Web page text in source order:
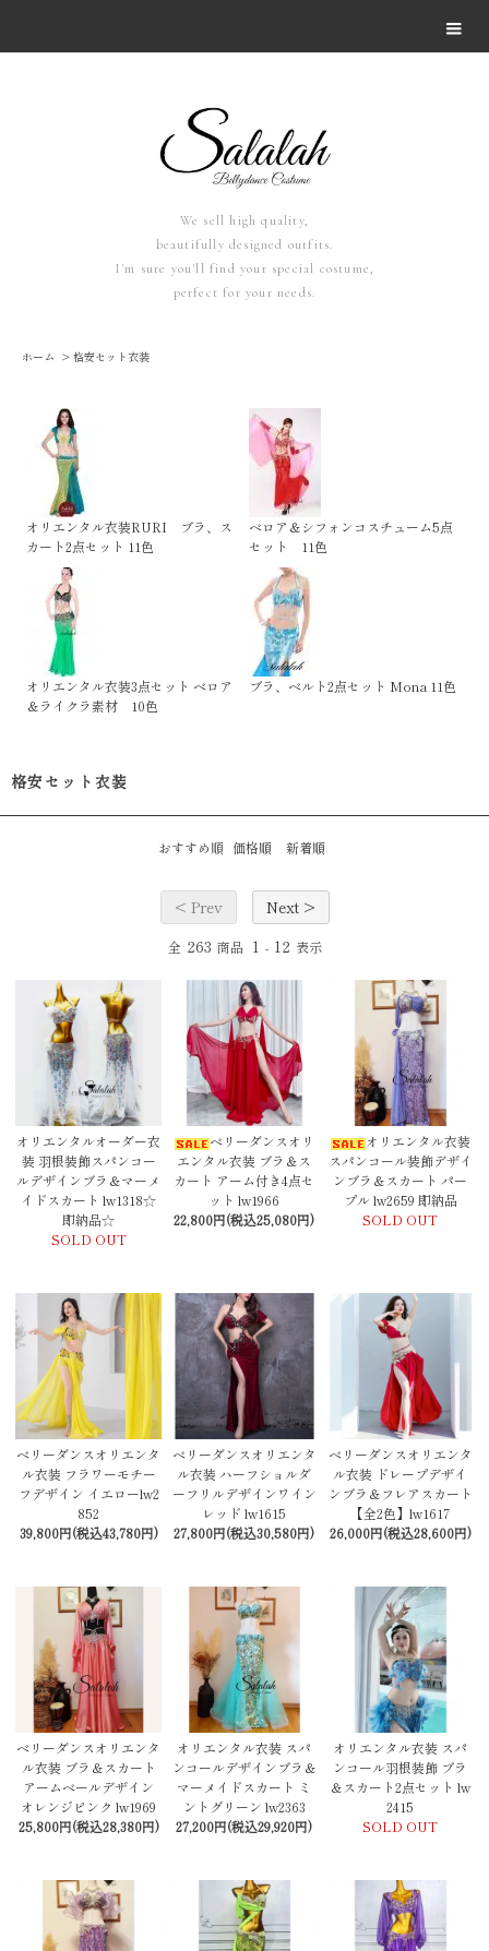
We sell high quality,
beautifully designed outfits.
I'm sure you'll find your special costume,
perfect for your needs.
ホーム > 格安セット衣装
オリエンタル衣装RURI ブラ、ス
カート2点セット 11色
ベロア＆シフォンコスチューム5点
セット 11色
オリエンタル衣装3点セット ベロア
＆ライクラ素材 10色
ブラ、ベルト2点セット Mona 11色
格安セット衣装
おすすめ順 価格順 新着順
< Prev Next >
全 263 商品 1 - 12 表示
オリエンタルオーダー衣
装 羽根装飾スパンコー
ルデザインブラ＆マーメ
イドスカート lw1318☆
即納品☆
SOLD OUT
ベリーダンスオリ
エンタル衣装 ブラ＆ス
カート アーム付き4点セ
ット lw1966
22,800円(税込25,080円)
オリエンタル衣装
スパンコール装飾デザイ
ンブラ＆スカート パー
プル lw2659 即納品
SOLD OUT
ベリーダンスオリエンタ
ル衣装 フラワーモチー
フデザイン イエローlw2
852
39,800円(税込43,780円)
ベリーダンスオリエンタ
ル衣装 ハーフショルダ
ーフリルデザインワイン
レッド lw1615
27,800円(税込30,580円)
ベリーダンスオリエンタ
ル衣装 ドレープデザイ
ンブラ＆フレアスカート
【全2色】lw1617
26,000円(税込28,600円)
ベリーダンスオリエンタ
ル衣装 ブラ＆スカート
アームベールデザイン
オレンジピンク lw1969
25,800円(税込28,380円)
オリエンタル衣装 スパ
ンコールデザインブラ＆
マーメイドスカート ミ
ントグリーン lw2363
27,200円(税込29,920円)
オリエンタル衣装 スパ
ンコール羽根装飾 ブラ
＆スカート2点セット lw
2415
SOLD OUT